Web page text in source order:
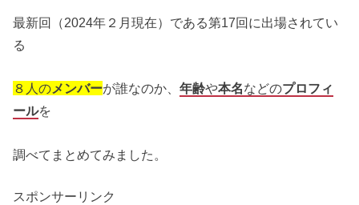
最新回（2024年２月現在）である第17回に出場されてい
る
８人のメンバーが誰なのか、年齢や本名などのプロフィ
ールを
調べてまとめてみました。
スポンサーリンク